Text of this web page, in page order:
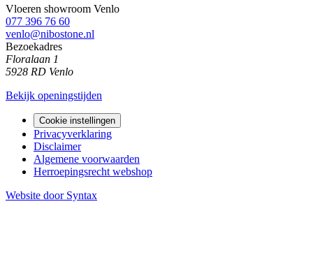
Vloeren showroom Venlo
077 396 76 60
venlo@nibostone.nl
Bezoekadres
Floralaan 1
5928 RD Venlo
Bekijk openingstijden
Cookie instellingen
Privacyverklaring
Disclaimer
Algemene voorwaarden
Herroepingsrecht webshop
Website door Syntax